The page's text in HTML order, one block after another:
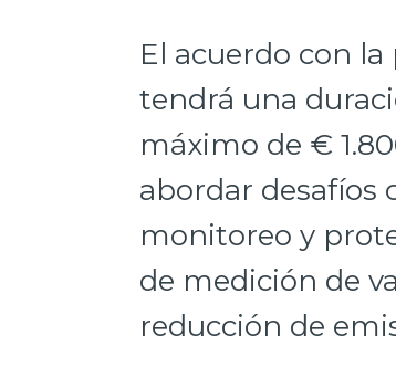
El acuerdo con
tendrá una
máximo de €
abordar desafíos
monitoreo y
de medición de
reducción de